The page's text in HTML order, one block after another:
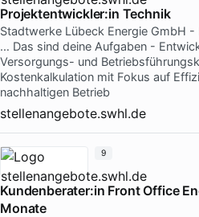
Projektentwickler:in Technik
Stadtwerke Lübeck Energie GmbH
… Das sind deine Aufgaben -
Versorgungs- und
Kostenkalkulation mit Fokus auf
nachhaltigen Betrieb
stellenangebote.swhl.de
Kundenberater:in Front Office
Monate
9